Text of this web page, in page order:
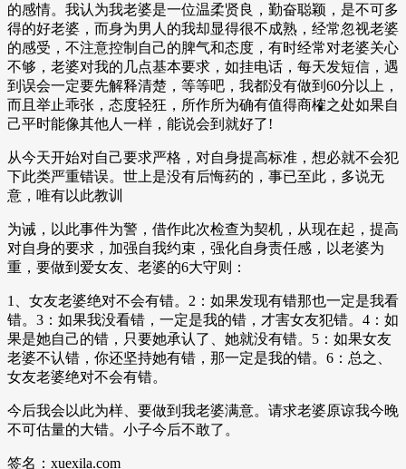
的感情。我认为我老婆是一位温柔贤良，勤奋聪颖，是不可多
得的好老婆，而身为男人的我却显得很不成熟，经常忽视老婆
的感受，不注意控制自己的脾气和态度，有时经常对老婆关心
不够，老婆对我的几点基本要求，如挂电话，每天发短信，遇
到误会一定要先解释清楚，等等吧，我都没有做到60分以上，
而且举止乖张，态度轻狂，所作所为确有值得商榷之处如果自
己平时能像其他人一样，能说会到就好了!
从今天开始对自己要求严格，对自身提高标准，想必就不会犯
下此类严重错误。世上是没有后悔药的，事已至此，多说无
意，唯有以此教训
为诫，以此事件为警，借作此次检查为契机，从现在起，提高
对自身的要求，加强自我约束，强化自身责任感，以老婆为
重，要做到爱女友、老婆的6大守则：
1、女友老婆绝对不会有错。2：如果发现有错那也一定是我看
错。3：如果我没看错，一定是我的错，才害女友犯错。4：如
果是她自己的错，只要她承认了、她就没有错。5：如果女友
老婆不认错，你还坚持她有错，那一定是我的错。6：总之、
女友老婆绝对不会有错。
今后我会以此为样、要做到我老婆满意。请求老婆原谅我今晚
不可估量的大错。小子今后不敢了。
签名：xuexila.com